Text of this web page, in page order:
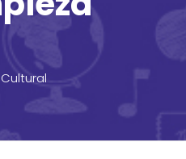
Cultural